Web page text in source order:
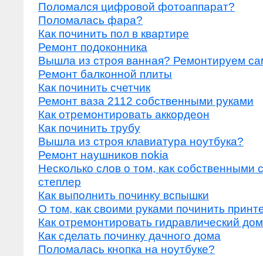
Поломался цифровой фотоаппарат?
Поломалась фара?
Как починить пол в квартире
Ремонт подоконника
Вышла из строя ванная? Ремонтируем
Ремонт балконной плиты
Как починить счетчик
Ремонт ваза 2112 собственными руками
Как отремонтировать аккордеон
Как починить трубу
Вышла из строя клавиатура ноутбука?
Ремонт наушников nokia
Несколько слов о том, как собственными
степлер
Как выполнить починку вспышки
О том, как своими руками починить
Как отремонтировать гидравлический
Как сделать починку дачного дома
Поломалась кнопка на ноутбуке?